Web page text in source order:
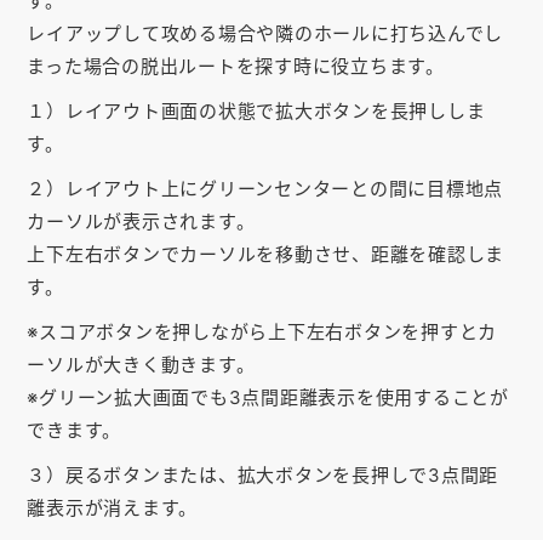
取扱い店舗
サポートSUPPORT
お知らせ
会社概要
ゴルフ場の方へ
公式オンラインショップ
レイアップして攻める場合や隣のホールに打ち込んでし
まった場合の脱出ルートを探す時に役立ちます。
１）レイアウト画面の状態で拡大ボタンを長押ししま
す。
２）レイアウト上にグリーンセンターとの間に目標地点
カーソルが表示されます。
上下左右ボタンでカーソルを移動させ、距離を確認しま
す。
※スコアボタンを押しながら上下左右ボタンを押すとカ
ーソルが大きく動きます。
※グリーン拡大画面でも3点間距離表示を使用することが
できます。
３）戻るボタンまたは、拡大ボタンを長押しで3点間距
離表示が消えます。